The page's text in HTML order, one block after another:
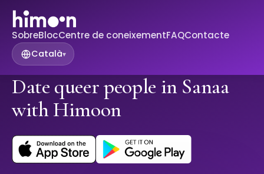
SobreBlocCentre de coneixementFAQContacte
Català▾
Date queer people in Sanaa
with Himoon